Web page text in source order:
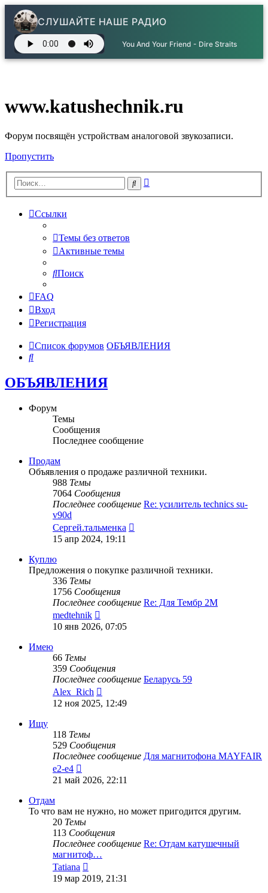
СЛУШАЙТЕ НАШЕ РАДИО
You And Your Friend - Dire Straits
www.katushechnik.ru
Форум посвящён устройствам аналоговой звукозаписи.
Пропустить
Поиск
Ссылки
Темы без ответов
Активные темы
Поиск
FAQ
Вход
Регистрация
Список форумов ОБЪЯВЛЕНИЯ
Поиск
ОБЪЯВЛЕНИЯ
Форум
Темы
Сообщения
Последнее сообщение
Продам
Объявления о продаже различной техники.
988 Темы
7064 Сообщения
Последнее сообщение Re: усилитель technics su-
v90d
Сергей.тальменка
15 апр 2024, 19:11
Куплю
Предложения о покупке различной техники.
336 Темы
1756 Сообщения
Последнее сообщение Re: Для Тембр 2М
medtehnik
последнему
10 янв 2026, 07:05
Имею
66 Темы
359 Сообщения
Последнее сообщение Беларусь 59
Alex_Rich
к
12 ноя 2025, 12:49
Ищу
118 Темы
529 Сообщения
Последнее сообщение Для магнитофона MAYFAIR
e2-e4
к
последнему
21 май 2026, 22:11
Отдам
То что вам не нужно, но может пригодится другим.
20 Темы
113 Сообщения
Последнее сообщение Re: Отдам катушечный
магнитоф…
Tatiana
к
последнему
19 мар 2019, 21:31